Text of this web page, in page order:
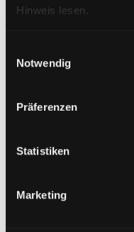
Hinweis lesen.
Notwendig
Präferenzen
Statistiken
Marketing
GRÖSSENANGABEN
PFLEGEHINWEISE